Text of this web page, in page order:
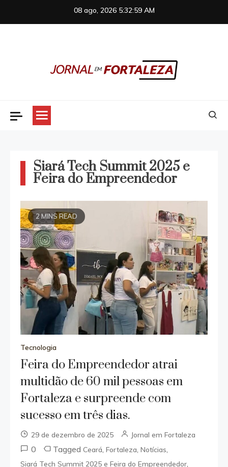
08 ago, 2026 5:32:59 AM
Siará Tech Summit 2025 e
Feira do Empreendedor
2 MINS READ
Tecnologia
Feira do Empreendedor atrai
multidão de 60 mil pessoas em
Fortaleza e surpreende com
sucesso em três dias.
29 de dezembro de 2025 Jornal em Fortaleza
0 TaggedCeará ,Fortaleza ,Notícias
Siará Tech Summit 2025 e Feira do Empreendedor